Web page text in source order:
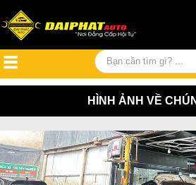
HÌNH ẢNH VỀ